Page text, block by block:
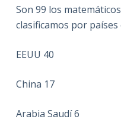
Son 99 los
clasificamos por
EEUU 40
China 17
Arabia Saudí 6